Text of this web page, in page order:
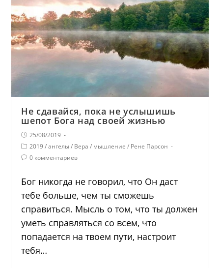
Не сдавайся, пока не услышишь
шепот Бога над своей жизнью
25/08/2019
2019 / ангелы / Вера / мышление / Рене Парсон
0 комментариев
Бог никогда не говорил, что Он даст
тебе больше, чем ты сможешь
справиться. Мысль о том, что ты должен
уметь справляться со всем, что
попадается на твоем пути, настроит
тебя…